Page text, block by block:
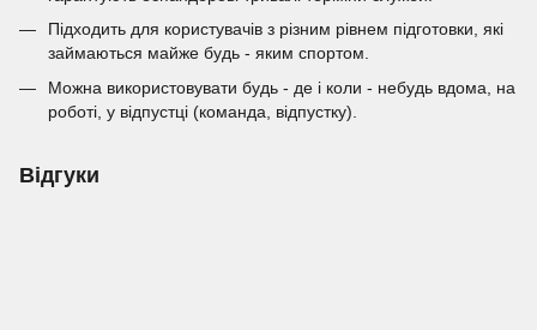
Підходить для користувачів з різним рівнем підготовки, які
займаються майже будь - яким спортом.
Можна використовувати будь - де і коли - небудь вдома, на
роботі, у відпустці (команда, відпустку).
Відгуки